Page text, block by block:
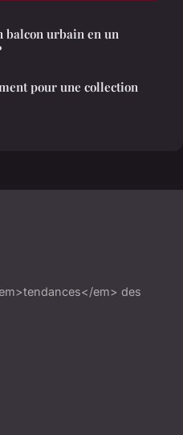
urbain en un
pour une collection
em> des